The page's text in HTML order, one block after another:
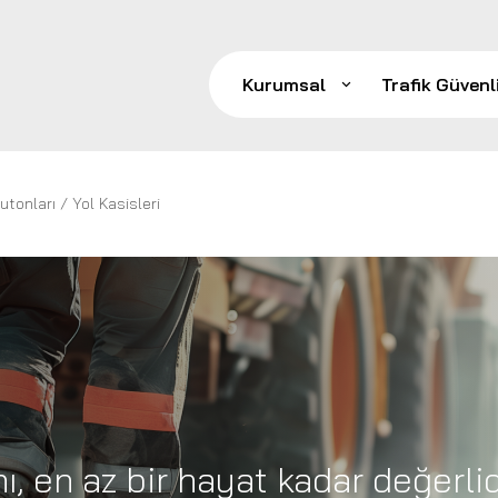
Kurumsal
Haberler
Sık Sorulan Sorular
Trafik
Dubalı
Solar
Solar
TPE
Refüj
Solar
/ Yol Kasisleri
en az bir hayat kadar